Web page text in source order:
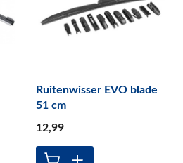
Ruitenwisser EVO blade
51 cm
12,99